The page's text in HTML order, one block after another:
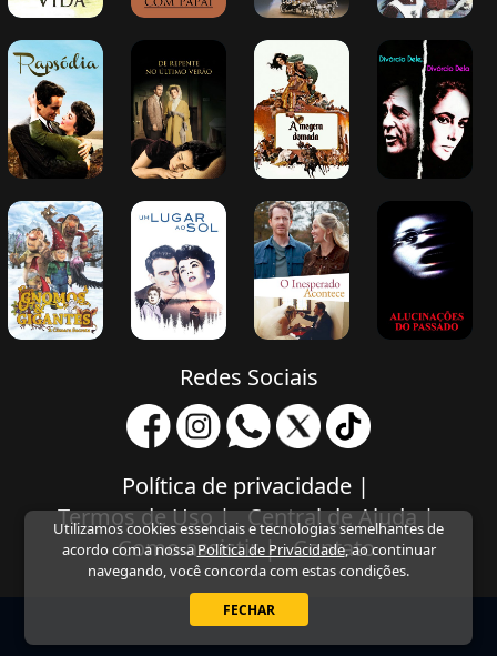
Utilizamos cookies essenciais e tecnologias semelhantes de
acordo com a nossaPolítica de Privacidade, ao continuar
navegando, você concorda com estas condições.
FECHAR
Rapsódia
Último Verão
A Megera
Domada
Divórcio Dele,
Divórcio Dela
Gnomos e
Gigantes - A
Câmara Secreta
Um Lugar ao
O Inesperado
Acontece
Alucinações do
Passado
Redes Sociais
Política de privacidade |
Termos de Uso| Central de Ajuda|
Como assistir| Contato